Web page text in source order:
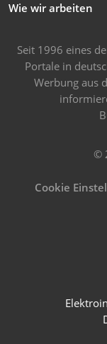
Wie wir arbeiten
Seit 1996 eines
Portale in
Werbung aus
©
Cookie